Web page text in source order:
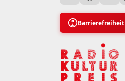
Barrierefreiheit